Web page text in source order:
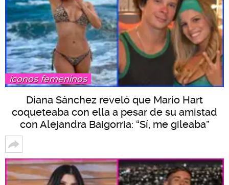
íconos femeninos
Diana Sánchez reveló que Mario Hart
coqueteaba con ella a pesar de su amistad
con Alejandra Baigorria: “Sí, me gileaba”